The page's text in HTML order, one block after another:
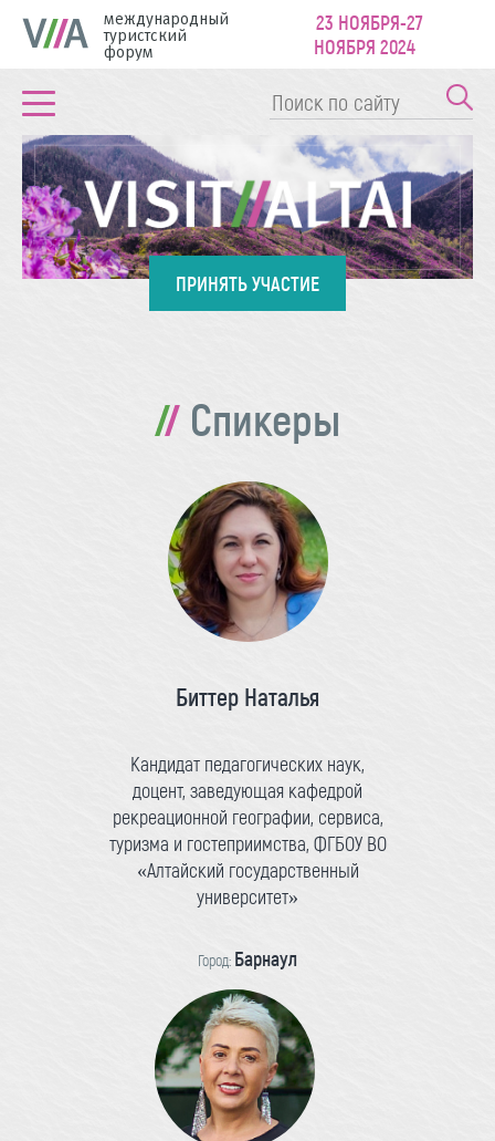
международный
туристский
форум
23 НОЯБРЯ-27
НОЯБРЯ 2024
ПРИНЯТЬ УЧАСТИЕ
Спикеры
Биттер Наталья
Кандидат педагогических наук,
доцент, заведующая кафедрой
рекреационной географии, сервиса,
туризма и гостеприимства, ФГБОУ ВО
«Алтайский государственный
университет»
Город: Барнаул